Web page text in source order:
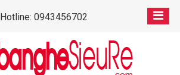
Hotline: 0943456702